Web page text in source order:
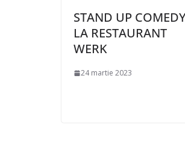
STAND UP
LA RESTAURANT
WERK
24 martie 2023